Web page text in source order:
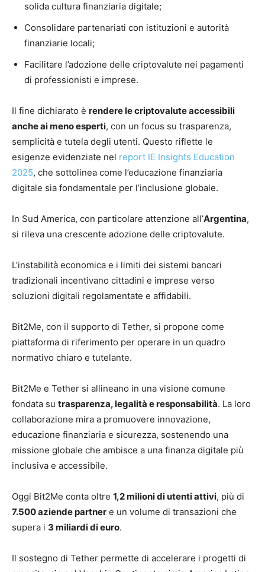
solida cultura finanziaria digitale;
Consolidare partenariati con istituzioni e autorità
finanziarie locali;
Facilitare l’adozione delle criptovalute nei pagamenti
di professionisti e imprese.
Il fine dichiarato è rendere le criptovalute accessibili
anche ai meno esperti, con un focus su trasparenza,
semplicità e tutela degli utenti. Questo riflette le
esigenze evidenziate nel report IE Insights Education
2025, che sottolinea come l’educazione finanziaria
digitale sia fondamentale per l’inclusione globale.
In Sud America, con particolare attenzione all’Argentina,
si rileva una crescente adozione delle criptovalute.
L’instabilità economica e i limiti dei sistemi bancari
tradizionali incentivano cittadini e imprese verso
soluzioni digitali regolamentate e affidabili.
Bit2Me, con il supporto di Tether, si propone come
piattaforma di riferimento per operare in un quadro
normativo chiaro e tutelante.
Bit2Me e Tether si allineano in una visione comune
fondata su trasparenza, legalità e responsabilità. La loro
collaborazione mira a promuovere innovazione,
educazione finanziaria e sicurezza, sostenendo una
missione globale che ambisce a una finanza digitale più
inclusiva e accessibile.
Oggi Bit2Me conta oltre 1,2 milioni di utenti attivi, più di
7.500 aziende partner e un volume di transazioni che
supera i 3 miliardi di euro.
Il sostegno di Tether permette di accelerare i progetti di